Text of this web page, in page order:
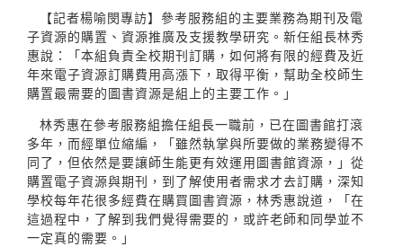
【記者楊喻閔專訪】參考服務組的主要業務為期刊及電
子資源的購置、資源推廣及支援教學研究。新任組長林秀
惠說：「本組負責全校期刊訂購，如何將有限的經費及近
年來電子資源訂購費用高漲下，取得平衡，幫助全校師生
購置最需要的圖書資源是組上的主要工作。」
林秀惠在參考服務組擔任組長一職前，已在圖書館打滾
多年，而經單位縮編，「雖然執掌與所要做的業務變得不
同了，但依然是要讓師生能更有效運用圖書館資源，」從
購置電子資源與期刊，到了解使用者需求才去訂購，深知
學校每年花很多經費在購買圖書資源，林秀惠說道，「在
這過程中，了解到我們覺得需要的，或許老師和同學並不
一定真的需要。」